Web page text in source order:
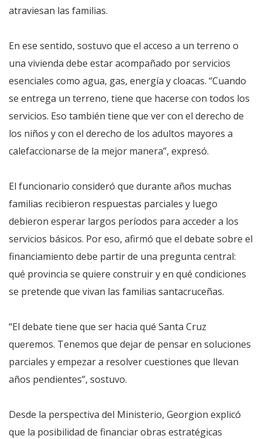
atraviesan las familias.
En ese sentido, sostuvo que el acceso a un terreno o
una vivienda debe estar acompañado por servicios
esenciales como agua, gas, energía y cloacas. “Cuando
se entrega un terreno, tiene que hacerse con todos los
servicios. Eso también tiene que ver con el derecho de
los niños y con el derecho de los adultos mayores a
calefaccionarse de la mejor manera”, expresó.
El funcionario consideró que durante años muchas
familias recibieron respuestas parciales y luego
debieron esperar largos períodos para acceder a los
servicios básicos. Por eso, afirmó que el debate sobre el
financiamiento debe partir de una pregunta central:
qué provincia se quiere construir y en qué condiciones
se pretende que vivan las familias santacruceñas.
“El debate tiene que ser hacia qué Santa Cruz
queremos. Tenemos que dejar de pensar en soluciones
parciales y empezar a resolver cuestiones que llevan
años pendientes”, sostuvo.
Desde la perspectiva del Ministerio, Georgion explicó
que la posibilidad de financiar obras estratégicas